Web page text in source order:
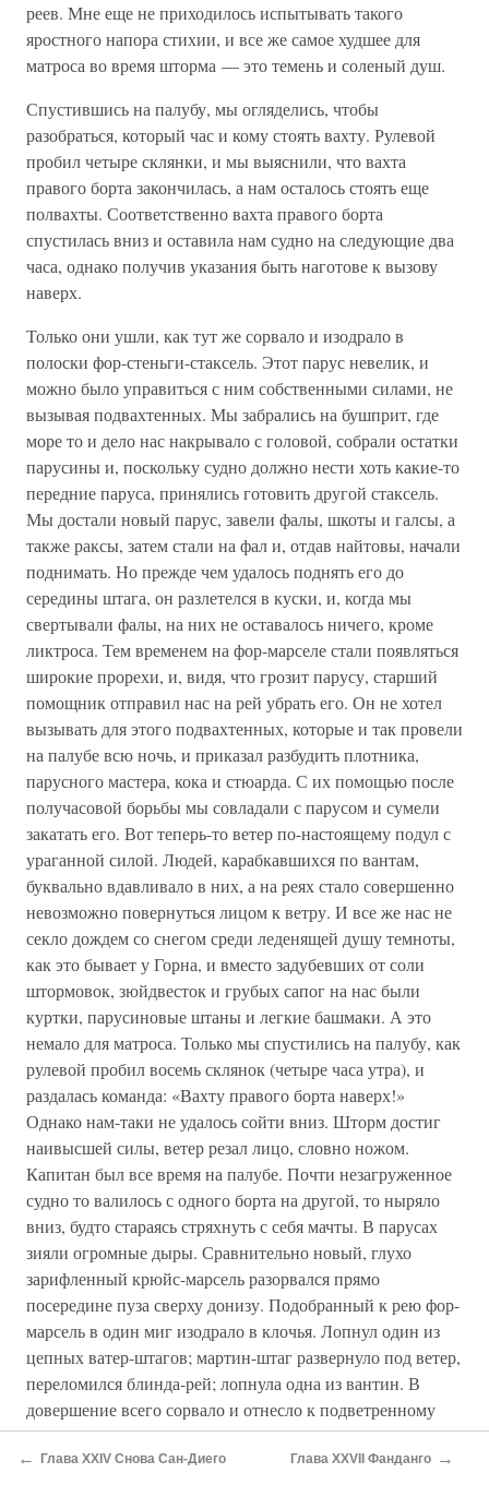
реев. Мне еще не приходилось испытывать такого
яростного напора стихии, и все же самое худшее для
матроса во время шторма — это темень и соленый душ.
Спустившись на палубу, мы огляделись, чтобы
разобраться, который час и кому стоять вахту. Рулевой
пробил четыре склянки, и мы выяснили, что вахта
правого борта закончилась, а нам осталось стоять еще
полвахты. Соответственно вахта правого борта
спустилась вниз и оставила нам судно на следующие два
часа, однако получив указания быть наготове к вызову
наверх.
Только они ушли, как тут же сорвало и изодрало в
полоски фор-стеньги-стаксель. Этот парус невелик, и
можно было управиться с ним собственными силами, не
вызывая подвахтенных. Мы забрались на бушприт, где
море то и дело нас накрывало с головой, собрали остатки
парусины и, поскольку судно должно нести хоть какие-то
передние паруса, принялись готовить другой стаксель.
Мы достали новый парус, завели фалы, шкоты и галсы, а
также раксы, затем стали на фал и, отдав найтовы, начали
поднимать. Но прежде чем удалось поднять его до
середины штага, он разлетелся в куски, и, когда мы
свертывали фалы, на них не оставалось ничего, кроме
ликтроса. Тем временем на фор-марселе стали появляться
широкие прорехи, и, видя, что грозит парусу, старший
помощник отправил нас на рей убрать его. Он не хотел
вызывать для этого подвахтенных, которые и так провели
на палубе всю ночь, и приказал разбудить плотника,
парусного мастера, кока и стюарда. С их помощью после
получасовой борьбы мы совладали с парусом и сумели
закатать его. Вот теперь-то ветер по-настоящему подул с
ураганной силой. Людей, карабкавшихся по вантам,
буквально вдавливало в них, а на реях стало совершенно
невозможно повернуться лицом к ветру. И все же нас не
секло дождем со снегом среди леденящей душу темноты,
как это бывает у Горна, и вместо задубевших от соли
штормовок, зюйдвесток и грубых сапог на нас были
куртки, парусиновые штаны и легкие башмаки. А это
немало для матроса. Только мы спустились на палубу, как
рулевой пробил восемь склянок (четыре часа утра), и
раздалась команда: «Вахту правого борта наверх!»
Однако нам-таки не удалось сойти вниз. Шторм достиг
наивысшей силы, ветер резал лицо, словно ножом.
Капитан был все время на палубе. Почти незагруженное
судно то валилось с одного борта на другой, то ныряло
вниз, будто стараясь стряхнуть с себя мачты. В парусах
зияли огромные дыры. Сравнительно новый, глухо
зарифленный крюйс-марсель разорвался прямо
посередине пуза сверху донизу. Подобранный к рею фор-
марсель в один миг изодрало в клочья. Лопнул один из
цепных ватер-штагов; мартин-штаг развернуло под ветер,
переломился блинда-рей; лопнула одна из вантин. В
довершение всего сорвало и отнесло к подветренному
борту камбуз, начал «ходить» подветренный якорь,
который тяжело ударял в борт. Таким образом, работы
← Глава XXIV Снова Сан-Диего Глава XXVII Фанданго →